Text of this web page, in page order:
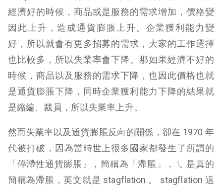
經濟好的時候，商品或是服務的需求增加，價格變
因此上升，造成通貨膨脹上升。企業獲利能力變
好，所以就會有更多招募的需求，大家的工作選擇
也比較多，所以失業率會下降。那如果經濟不好的
時候，商品以及服務的需求下降，也因此價格也就
是通貨膨脹下降，同時企業獲利能力下降的結果就
是縮編、裁員，所以失業率上升。
然而失業率以及通貨膨脹反向的關係，卻在 1970 年
代被打破，因為當時世上很多國家都發生了所謂的
「停滯性通貨膨脹」，簡稱為「滯脹」，ㄟ 是真的
簡稱為滯脹，英文就是 stagflation 。 stagflation 這